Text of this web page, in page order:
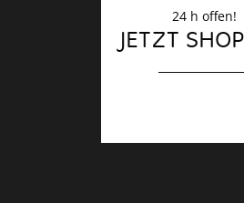
24 h offen!
JETZT